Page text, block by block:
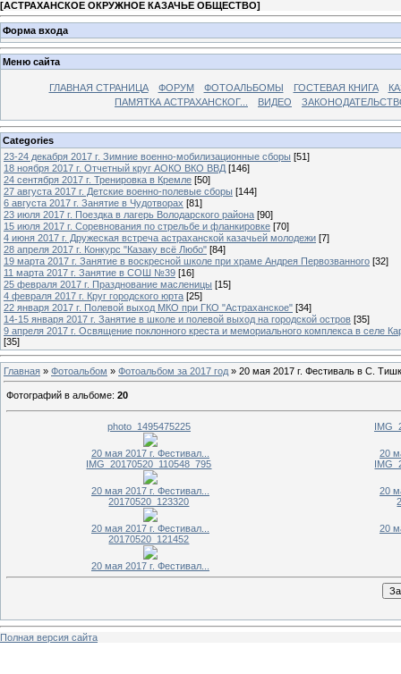
[АСТРАХАНСКОЕ ОКРУЖНОЕ КАЗАЧЬЕ ОБЩЕСТВО]
Форма входа
Меню сайта
ГЛАВНАЯ СТРАНИЦА ФОРУМ ФОТОАЛЬБОМЫ ГОСТЕВАЯ КНИГА
ПАМЯТКА АСТРАХАНСКОГ...
ВИДЕО
Categories
23-24 декабря 2017 г. Зимние военно-мобилизационные сборы [51]
18 ноября 2017 г. Отчетный круг АОКО ВКО ВВД [146]
24 сентября 2017 г. Тренировка в Кремле [50]
27 августа 2017 г. Детские военно-полевые сборы [144]
6 августа 2017 г. Занятие в Чудотворах [81]
23 июля 2017 г. Поездка в лагерь Володарского района [90]
15 июля 2017 г. Соревнования по стрельбе и фланкировке [70]
4 июня 2017 г. Дружеская встреча астраханской казачьей молодежи [7]
28 апреля 2017 г. Конкурс "Казаку всё Любо" [84]
19 марта 2017 г. Занятие в воскресной школе при храме Андрея Первозванного [32]
11 марта 2017 г. Занятие в СОШ №39 [16]
25 февраля 2017 г. Празднование масленицы [15]
4 февраля 2017 г. Круг городского юрта [25]
22 января 2017 г. Полевой выход МКО при ГКО "Астраханское" [34]
14-15 января 2017 г. Занятие в школе и полевой выход на городской остров [35]
9 апреля 2017 г. Освящение поклонного креста и мемориального комплекса в селе
[35]
Главная » Фотоальбом » Фотоальбом за 2017 год » 20 мая 2017 г. Фестиваль в С.
Фотографий в альбоме: 20
photo_1495475225
20 мая 2017 г. Фестивал...
20
IMG_20170520_110548_795
20 мая 2017 г. Фестивал...
20
20170520_123320
20 мая 2017 г. Фестивал...
20
20170520_121452
20 мая 2017 г. Фестивал...
Полная версия сайта